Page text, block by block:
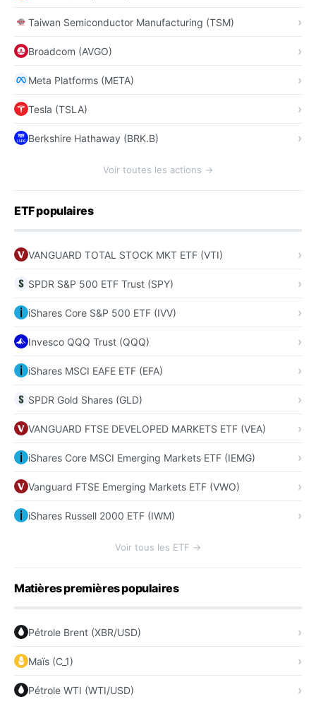
Taiwan Semiconductor Manufacturing (TSM)
Broadcom (AVGO)
Meta Platforms (META)
Tesla (TSLA)
Berkshire Hathaway (BRK.B)
Voir toutes les actions →
ETF populaires
VANGUARD TOTAL STOCK MKT ETF (VTI)
SPDR S&P 500 ETF Trust (SPY)
iShares Core S&P 500 ETF (IVV)
Invesco QQQ Trust (QQQ)
iShares MSCI EAFE ETF (EFA)
SPDR Gold Shares (GLD)
VANGUARD FTSE DEVELOPED MARKETS ETF (VEA)
iShares Core MSCI Emerging Markets ETF (IEMG)
Vanguard FTSE Emerging Markets ETF (VWO)
iShares Russell 2000 ETF (IWM)
Voir tous les ETF →
Matières premières populaires
Pétrole Brent (XBR/USD)
Maïs (C_1)
Pétrole WTI (WTI/USD)